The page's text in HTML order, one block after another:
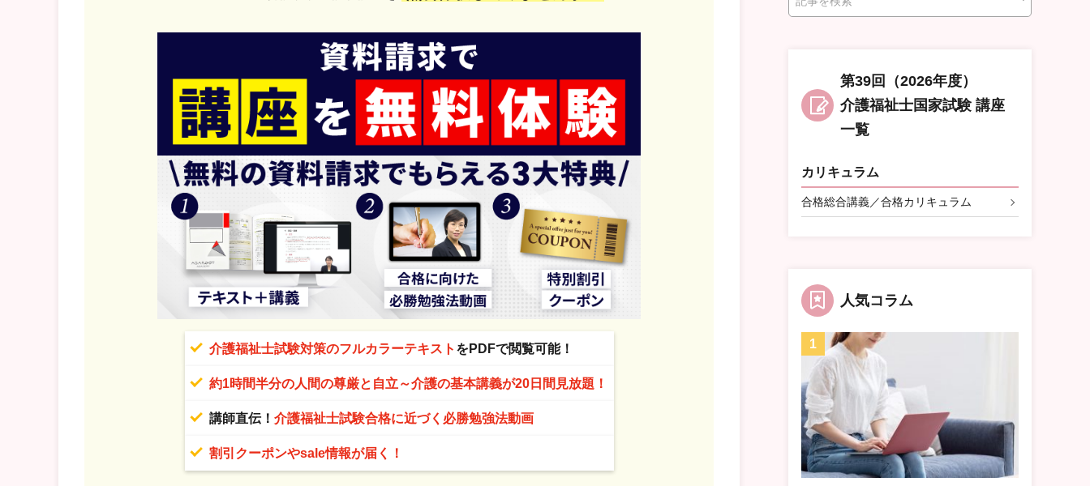
介護福祉士試験対策のフルカラーテキスト をPDFで閲覧可能！
約1時間半分の人間の尊厳と自立～介護の基本講義が20日間見放題！
講師直伝！ 介護福祉士試験合格に近づく必勝勉強法動画
割引クーポンやsale情報が届く！
第39回（2026年度）
介護福祉士国家試験 講座
一覧
カリキュラム
合格総合講義／合格カリキュラム
人気コラム